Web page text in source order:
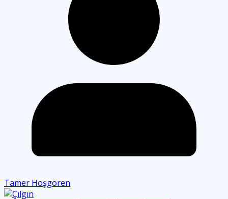
Tamer Hoşgören